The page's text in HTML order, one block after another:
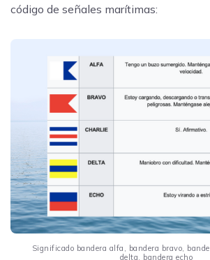
código de señales marítimas:
Significado bandera alfa, bandera bravo,
delta, bandera echo